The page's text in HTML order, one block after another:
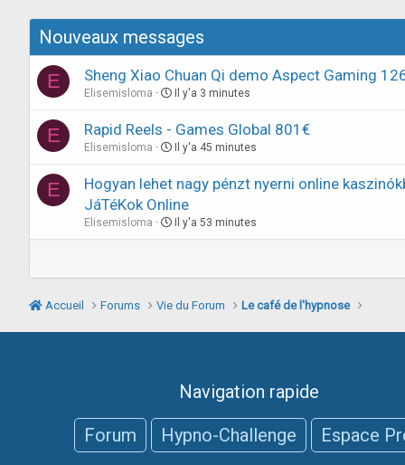
Nouveaux messages
E Sheng Xiao Chuan Qi demo Aspect Gaming
Elisemisloma Il y'a 3 minutes
E Rapid Reels - Games Global 801€
Elisemisloma Il y'a 45 minutes
E
Hogyan lehet nagy pénzt nyerni online
JáTéKok Online
Elisemisloma Il y'a 53 minutes
Accueil Forums Vie du Forum Le café de l'hypnose
Navigation rapide
Forum
Hypno-Challenge Espace